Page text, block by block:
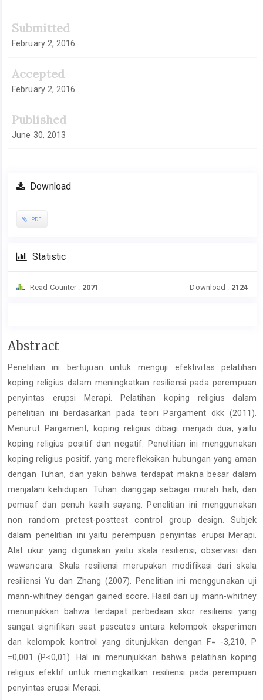
Submitted
February 2, 2016
Accepted
February 2, 2016
Published
June 30, 2013
Download
PDF
Statistic
Read Counter : 2071 Download : 2124
Main
Content
Abstract
Penelitian ini bertujuan untuk menguji efektivitas pelatihan
koping religius dalam meningkatkan resiliensi pada perempuan
penyintas erupsi Merapi. Pelatihan koping religius dalam
penelitian ini berdasarkan pada teori Pargament dkk (2011).
Menurut Pargament, koping religius dibagi menjadi dua, yaitu
koping religius positif dan negatif. Penelitian ini menggunakan
koping religius positif, yang merefleksikan hubungan yang aman
dengan Tuhan, dan yakin bahwa terdapat makna besar dalam
menjalani kehidupan. Tuhan dianggap sebagai murah hati, dan
pemaaf dan penuh kasih sayang. Penelitian ini menggunakan
non random pretest-posttest control group design. Subjek
dalam penelitian ini yaitu perempuan penyintas erupsi Merapi.
Alat ukur yang digunakan yaitu skala resiliensi, observasi dan
wawancara. Skala resiliensi merupakan modifikasi dari skala
resiliensi Yu dan Zhang (2007). Penelitian ini menggunakan uji
mann-whitney dengan gained score. Hasil dari uji mann-whitney
menunjukkan bahwa terdapat perbedaan skor resiliensi yang
sangat signifikan saat pascates antara kelompok eksperimen
dan kelompok kontrol yang ditunjukkan dengan F= -3,210, P
=0,001 (P<0,01). Hal ini menunjukkan bahwa pelatihan koping
religius efektif untuk meningkatkan resiliensi pada perempuan
penyintas erupsi Merapi.